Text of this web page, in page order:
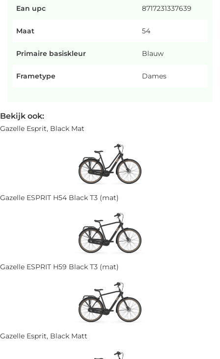
Ean upc 8717231337639
Maat 54
Primaire basiskleur Blauw
Frametype Dames
Bekijk ook:
Gazelle Esprit, Black Mat
Gazelle ESPRIT H54 Black T3 (mat)
Gazelle ESPRIT H59 Black T3 (mat)
Gazelle Esprit, Black Matt